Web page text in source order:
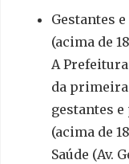
Gestantes
(acima de
A
da primeira
gestantes
(acima de
Saúde (Av.